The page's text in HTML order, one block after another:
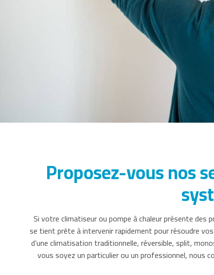
Proposez-vous nos
Si votre climatiseur ou pompe à chaleur présente des
se tient prête à intervenir rapidement pour résoudre
d’une climatisation traditionnelle, réversible, split,
vous soyez un particulier ou un professionnel, nous